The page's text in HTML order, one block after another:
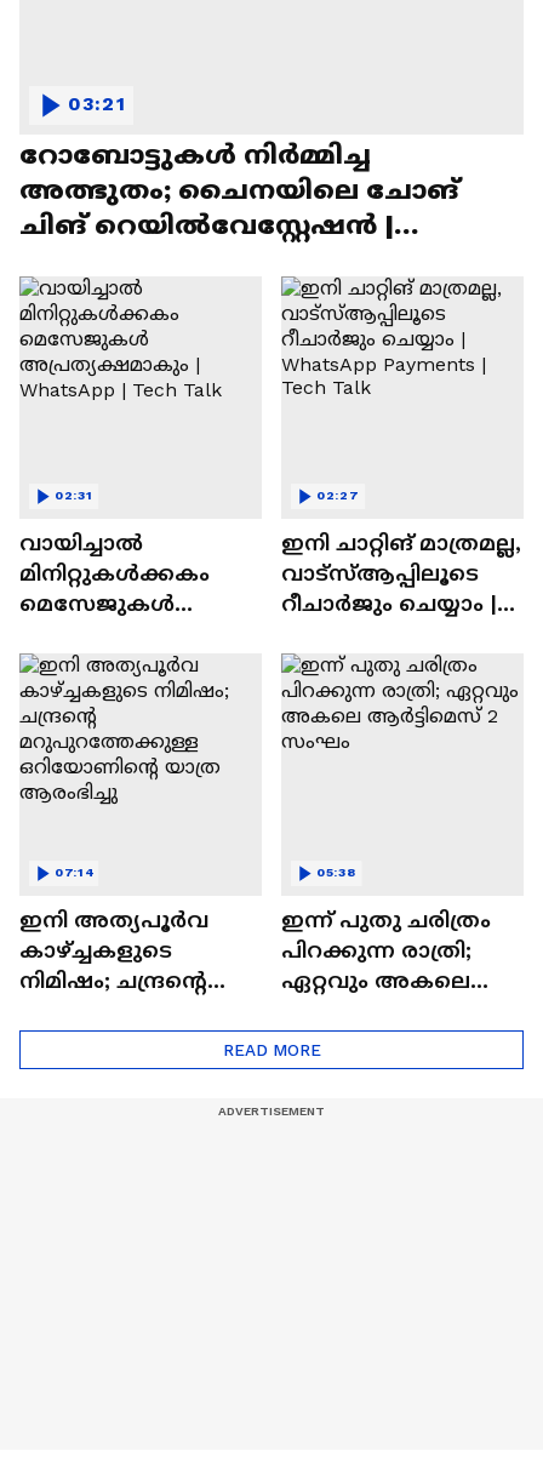
റോബോട്ടുകൾ നിർമ്മിച്ച
അത്ഭുതം; ചൈനയിലെ ചോങ്
ചിങ് റെയിൽവേസ്റ്റേഷൻ |
03:21
വായിച്ചാൽ
മിനിറ്റുകൾക്കകം
മെസേജുകള്‍
WhatsApp | Tech Talk
02:31
ഇനി ചാറ്റിങ് മാത്രമല്ല,
വാട്‌സ്‌ആപ്പിലൂടെ
റീചാർജും ചെയ്യാം |
Tech Talk
02:27
ഇനി അത്യപൂര്‍വ
കാഴ്ച്ചകളുടെ
നിമിഷം; ചന്ദ്രന്റെ
ഒറിയോണിന്റെ യാത്ര
ആരംഭിച്ചു
07:14
ഇന്ന് പുതു ചരിത്രം
പിറക്കുന്ന രാത്രി;
ഏറ്റവും അകലെ
05:38
READ MORE